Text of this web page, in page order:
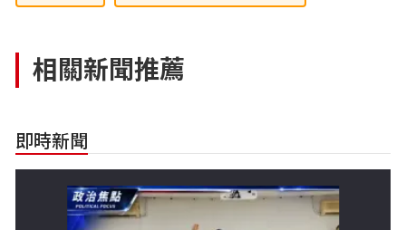
相關新聞推薦
即時新聞